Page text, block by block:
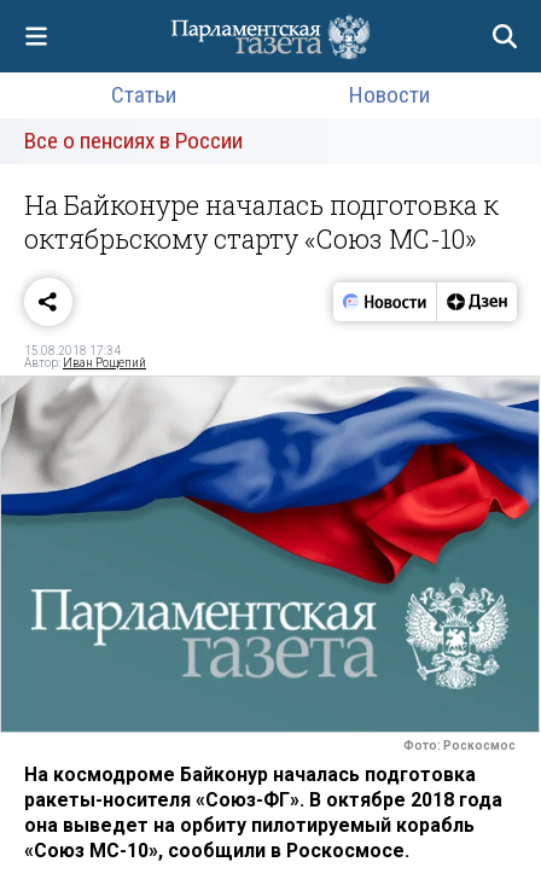
Статьи
Новости
Все о пенсиях в России
На Байконуре началась подготовка к
октябрьскому старту «Союз МС-10»
15.08.2018 17:34
Автор: Иван Рощепий
Фото: Роскосмос
На космодроме Байконур началась подготовка
ракеты-носителя «Союз-ФГ». В октябре 2018 года
она выведет на орбиту пилотируемый корабль
«Союз МС-10», сообщили в Роскосмосе.